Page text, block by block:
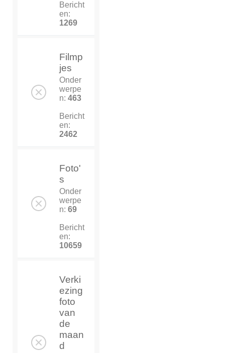
Bericht
en:
1269
Filmp
jes
Onder
werpe
n: 463
Bericht
en:
2462
Foto'
s
Onder
werpe
n: 69
Bericht
en:
10659
Verki
ezing
foto
van
de
maan
d